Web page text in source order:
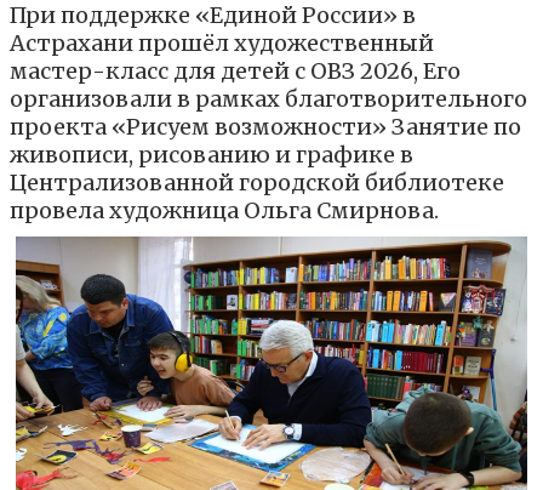
При поддержке «Единой России» в
Астрахани прошёл художественный
мастер-класс для детей с ОВЗ 2026, Его
организовали в рамках благотворительного
проекта «Рисуем возможности» Занятие по
живописи, рисованию и графике в
Централизованной городской библиотеке
провела художница Ольга Смирнова.